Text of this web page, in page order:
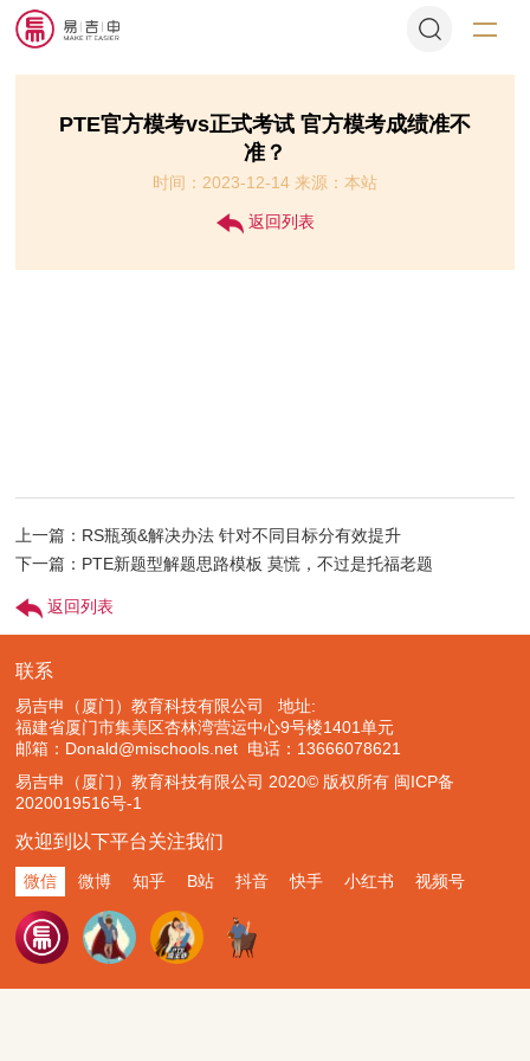
PTE官方模考vs正式考试 官方模考成绩准不
准？
时间：2023-12-14 来源：本站
返回列表
上一篇：RS瓶颈&解决办法 针对不同目标分有效提升
下一篇：PTE新题型解题思路模板 莫慌，不过是托福老题
返回列表
联系
易吉申（厦门）教育科技有限公司 地址:
福建省厦门市集美区杏林湾营运中心9号楼1401单元
邮箱：Donald@mischools.net 电话：13666078621
易吉申（厦门）教育科技有限公司 2020© 版权所有 闽ICP备
2020019516号-1
欢迎到以下平台关注我们
微信 微博 知乎 B站 抖音 快手 小红书 视频号